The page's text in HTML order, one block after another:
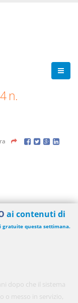
n.
dopo che il sistema
o messo in servizio,
ai contenuti di
gratuite questa settimana.